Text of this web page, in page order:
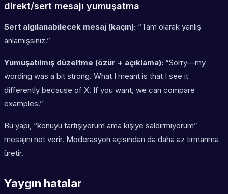
direkt/sert mesajı yumuşatma
Sert algılanabilecek mesaj (kaçın): “Tam olarak yanlış
anlamışsınız.”
Yumuşatılmış düzeltme (özür + açıklama): “Sorry—my
wording was a bit strong. What I meant is that I see it
differently because of X. If you want, we can compare
examples.”
Bu yapı, “konuyu tartışıyorum ama kişiye saldırmıyorum”
mesajını net verir. Moderasyon açısından da daha az tırmanma
üretir.
Yaygın hatalar